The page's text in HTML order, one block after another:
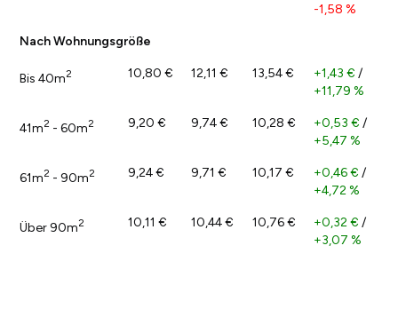
-1,58 %
Nach Wohnungsgröße
Bis 40m2 10,80 € 12,11 € 13,54 € +1,43 € /
+11,79 %
41m2 - 60m2 9,20 € 9,74 € 10,28 € +0,53 € /
+5,47 %
61m2 - 90m2 9,24 € 9,71 € 10,17 € +0,46 € /
+4,72 %
Über 90m2 10,11 € 10,44 € 10,76 € +0,32 € /
+3,07 %